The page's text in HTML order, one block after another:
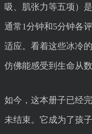
吸、肌张力等五项）
通常1分钟和5分钟各
适应。看着这些冰冷
仿佛能感受到生命从
如今，这本册子已经
未结束。它成为了孩